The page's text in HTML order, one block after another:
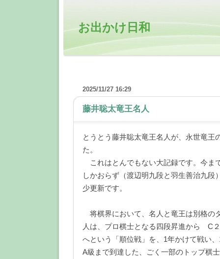
お出かけ日和
藤井聡太竜王名人
2025/11/27 16:29
とうとう藤井聡太竜王名人が、永世竜王
た。
これはとんでもない大記録です。今ま
しかおらず（渡辺明九段と羽生善治九段
少更新です。
将棋界において、名人と竜王は別格の
人は、プロ棋士となる四段昇進から C
へという「順位戦」を、1年かけて戦い
A級まで到達した、ごく一部のトップ棋